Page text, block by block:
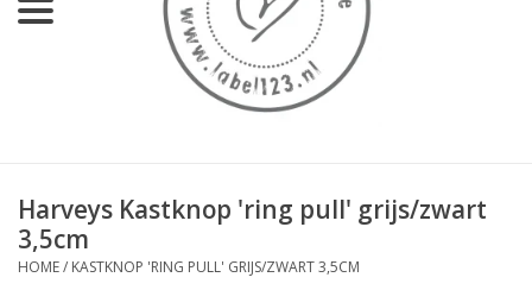
KEUKEN
LIFESTYLE
Harveys Kastknop 'ring pull' grijs/zwart
3,5cm
HOME/ KASTKNOP 'RING PULL' GRIJS/ZWART 3,5CM